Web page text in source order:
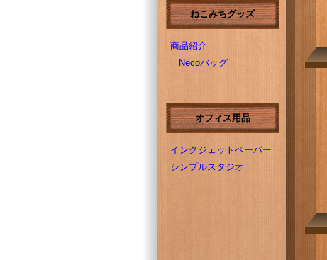
ねこみちグッズ
商品紹介
Necoバッグ
オフィス用品
インクジェットペーパー
シンプルスタジオ